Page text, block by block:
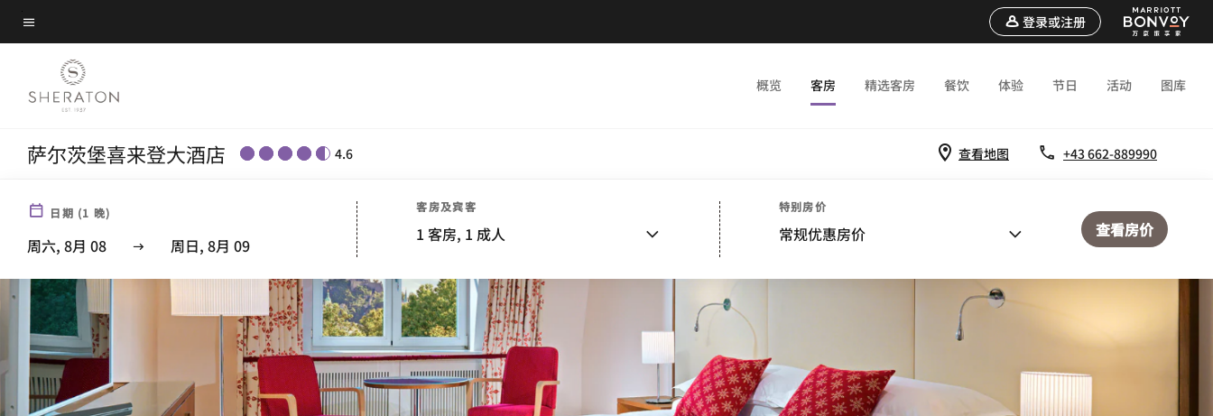
Skip
to
content
菜单文本
登录或注册
概览 客房 精选客房 餐饮 体验 节日 活动 图库
萨尔茨堡喜来登大酒店 4.6 查看地图 +43 662-889990
日期 (1 晚)
周六, 8月 08 周日, 8月 09
客房及宾客
1 客房, 1 成人
特别房价
常规优惠房价 查看房价